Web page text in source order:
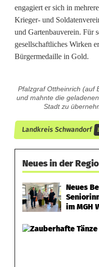
engagiert er sich in
Krieger- und
und Gartenbauverein. Für
gesellschaftliches Wirken
Bürgermedaille in Gold.
Pfalzgraf Ottheinrich (auf
und mahnte die
Stadt zu
Landkreis Schwandorf
Neues in der
Neues
im MGH